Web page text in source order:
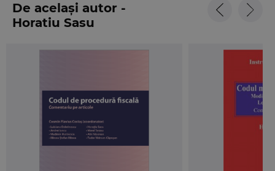
orice discutie. De aceea, cartea de fata indeamna la
normalizarea relatiei contribuabil – organ de control prin
De același autor -
Horatiu Sasu